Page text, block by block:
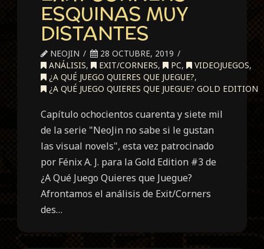
ESQUINAS MUY
DISTANTES
NEOJIN
28 OCTUBRE, 2019
ANÁLISIS, EXIT/CORNERS, PC, VIDEOJUEGOS,
¿A QUÉ JUEGO QUIERES QUE JUEGUE?,
¿A QUÉ JUEGO QUIERES QUE JUEGUE? GOLD EDITION
Capítulo ochocientos cuarenta y siete mil
de la serie "NeoJin no sabe si le gustan
las visual novels", esta vez patrocinado
por Fénix A. J. para la Gold Edition #3 de
¿A Qué Juego Quieres que Juegue?
Afrontamos el análisis de Exit/Corners
des…